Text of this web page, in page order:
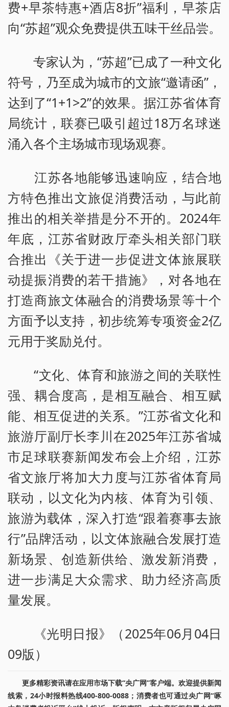
费+早茶特惠+酒店8折”福利，早茶店
向“苏超”观众免费提供五味干丝品尝。
专家认为，“苏超”已成了一种文化
符号，乃至成为城市的文旅“邀请函”，
达到了“1+1>2”的效果。据江苏省体育
局统计，联赛已吸引超过18万名球迷
涌入各个主场城市现场观赛。
江苏各地能够迅速响应，结合地
方特色推出文旅促消费活动，与此前
推出的相关举措是分不开的。2024年
年底，江苏省财政厅牵头相关部门联
合推出《关于进一步促进文体旅展联
动提振消费的若干措施》，对各地在
打造商旅文体融合的消费场景等十个
方面予以支持，初步统筹专项资金2亿
元用于奖励兑付。
“文化、体育和旅游之间的关联性
强、耦合度高，是相互融合、相互赋
能、相互促进的关系。”江苏省文化和
旅游厅副厅长李川在2025年江苏省城
市足球联赛新闻发布会上介绍，江苏
省文旅厅将加大力度与江苏省体育局
联动，以文化为内核、体育为引领、
旅游为载体，深入打造“跟着赛事去旅
行”品牌活动，以文体旅融合发展打造
新场景、创造新供给、激发新消费，
进一步满足大众需求、助力经济高质
量发展。
《光明日报》（2025年06月04日
09版）
更多精彩资讯请在应用市场下载“央广网”客户端。欢迎提供新闻
线索，24小时报料热线400-800-0088；消费者也可通过央广网“啄